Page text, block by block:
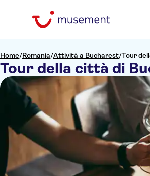
Home/Romania/Attività a Bucharest/Tour
Tour della città di